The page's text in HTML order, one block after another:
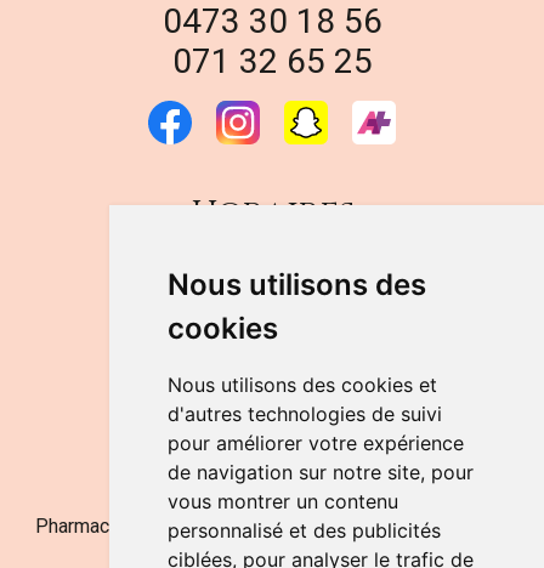
Nous utilisons des
cookies
Nous utilisons des cookies et
d'autres technologies de suivi
pour améliorer votre expérience
de navigation sur notre site, pour
vous montrer un contenu
personnalisé et des publicités
ciblées, pour analyser le trafic de
0473 30 18 56
071 32 65 25
Horaires
DU LUNDI AU VENDREDI
de 9h à 12h30 et de 14h à 18h
LE SAMEDI
de 9h à 12h30
NOUS CONTACTER
Pharmacie Jufarma - Fatima Abachra - APB 521704 - N°
Entreprise BE0882-700-592